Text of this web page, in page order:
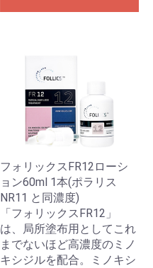
フォリックスFR12ローシ
ョン60ml 1本(ポラリス
NR11 と同濃度)
「フォリックスFR12」
は、局所塗布用としてこれ
までないほど高濃度のミノ
キシジルを配合。ミノキシ